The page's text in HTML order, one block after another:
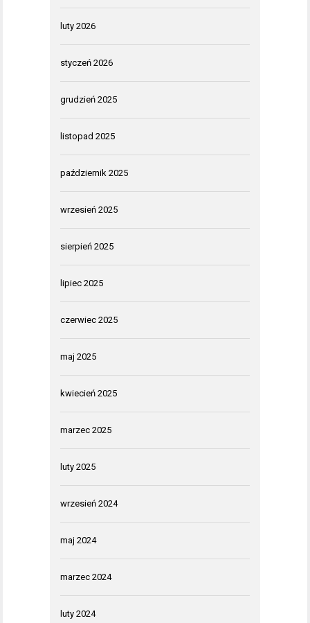
luty 2026
styczeń 2026
grudzień 2025
listopad 2025
październik 2025
wrzesień 2025
sierpień 2025
lipiec 2025
czerwiec 2025
maj 2025
kwiecień 2025
marzec 2025
luty 2025
wrzesień 2024
maj 2024
marzec 2024
luty 2024